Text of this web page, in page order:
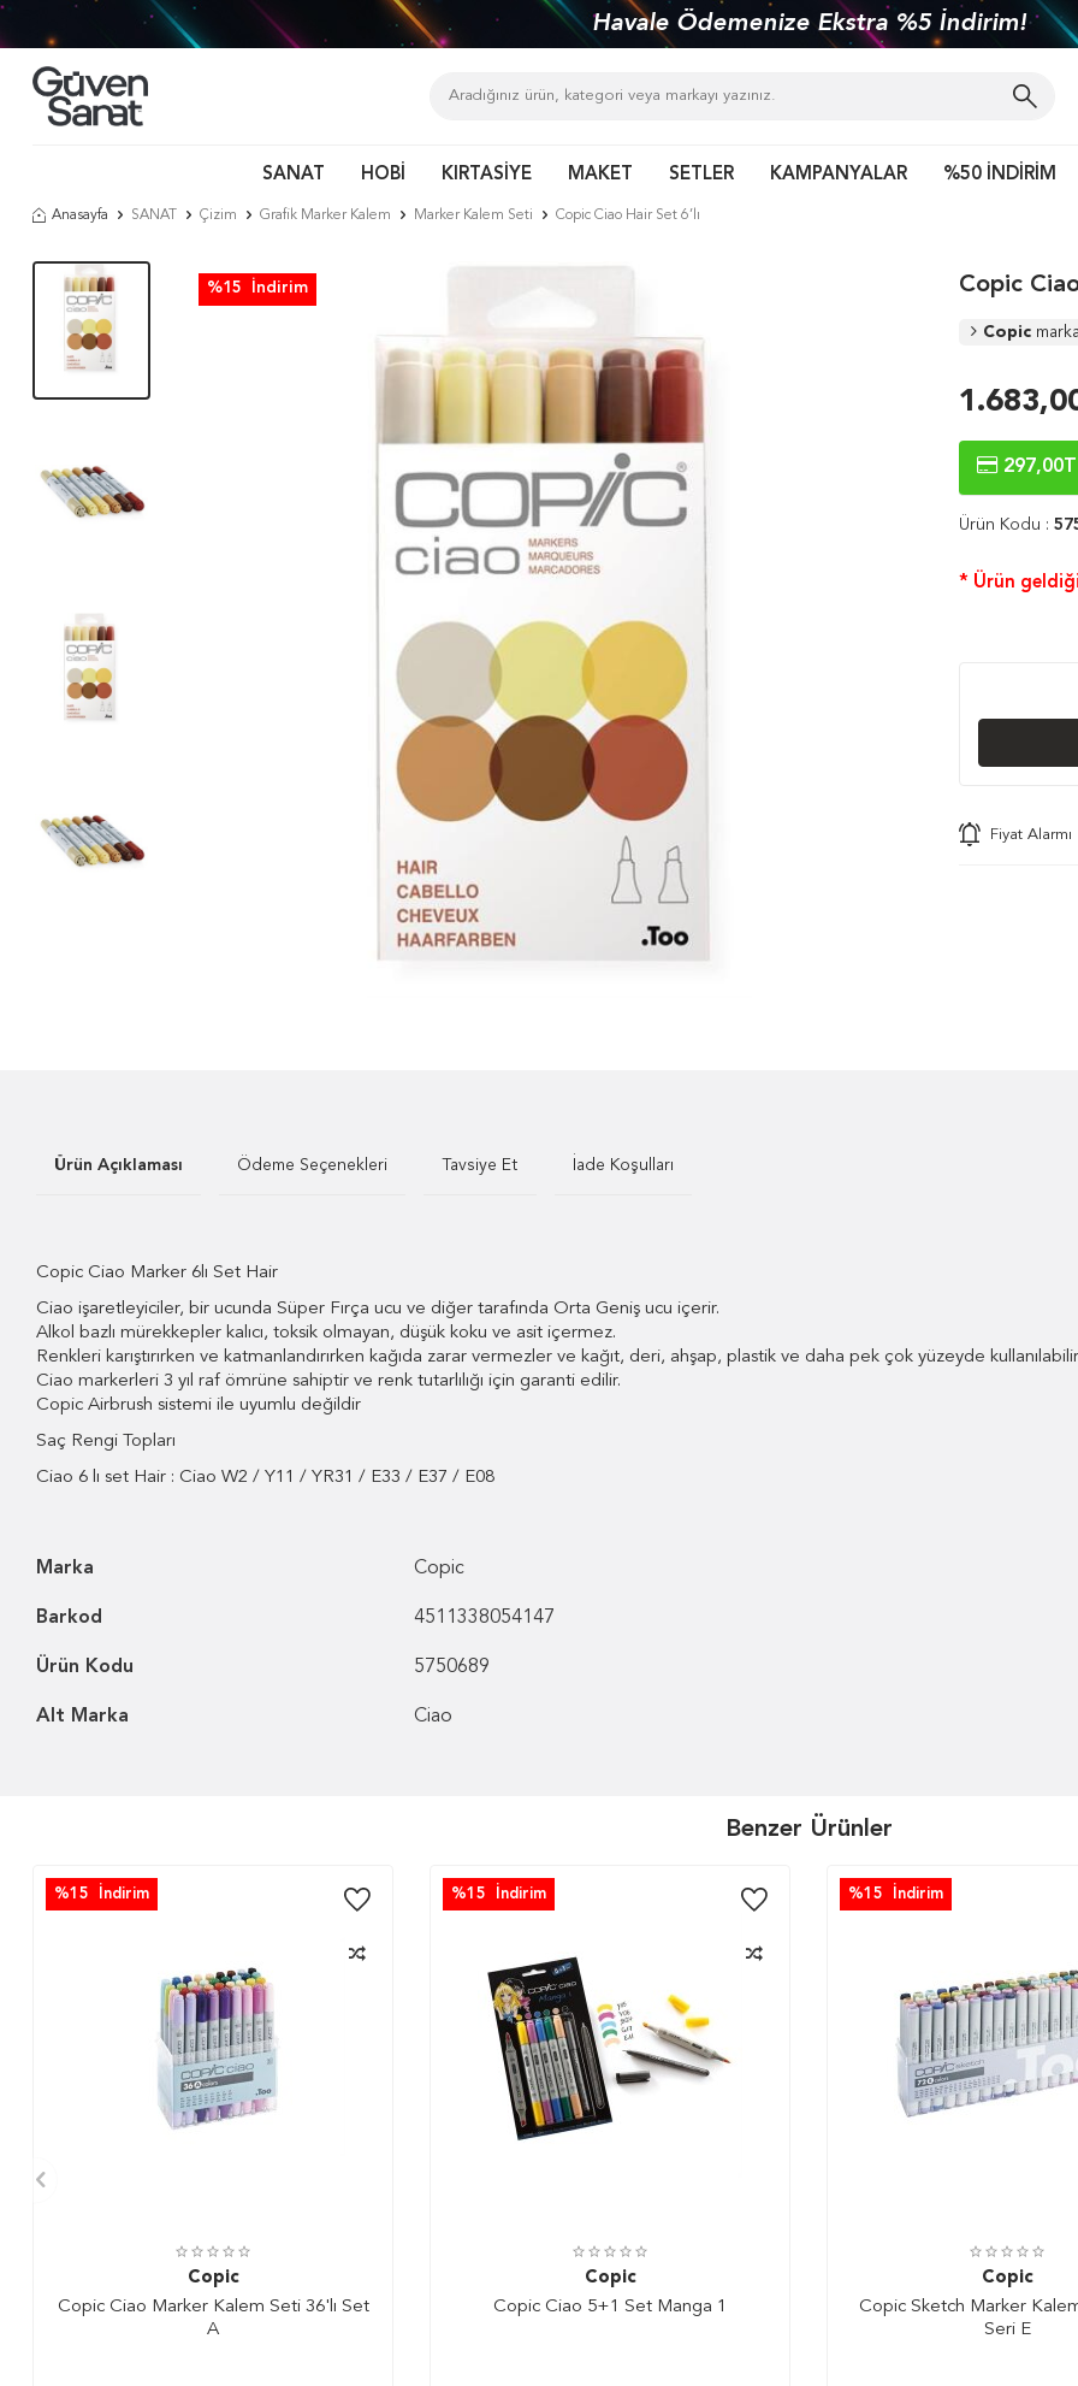
Havale Ödemenize Ekstra %5 İndirim!
SANAT HOBİ KIRTASİYE MAKET SETLER KAMPANYALAR %50 İNDİRİM
Anasayfa SANAT Çizim Grafik Marker Kalem Marker Kalem Seti Copic Ciao Hair Set 6’lı
%15 İndirim Copic
Copic
297,00
Ürün Kodu :
* Ürün
Fiyat Alarmı
Ürün Açıklaması Ödeme Seçenekleri Tavsiye Et İade Koşulları
Copic Ciao Marker 6lı Set Hair
Ciao işaretleyiciler, bir ucunda Süper Fırça ucu ve diğer tarafında Orta Geniş ucu içerir.
Alkol bazlı mürekkepler kalıcı, toksik olmayan, düşük koku ve asit içermez.
Renkleri karıştırırken ve katmanlandırırken kağıda zarar vermezler ve kağıt, deri, ahşap, plastik ve daha pek çok yüzeyde
Ciao markerleri 3 yıl raf ömrüne sahiptir ve renk tutarlılığı için garanti edilir.
Copic Airbrush sistemi ile uyumlu değildir
Saç Rengi Topları
Ciao 6 lı set Hair : Ciao W2 / Y11 / YR31 / E33 / E37 / E08
Marka Copic
Barkod 4511338054147
Ürün Kodu 5750689
Alt Marka Ciao
Benzer Ürünler
%15 İndirim
Copic
Copic Ciao Marker Kalem Seti 36'lı Set
A
%15 İndirim
Copic
Copic Ciao 5+1 Set Manga 1
%15 İndirim
Copic
Copic Sketch Marker
Seri E